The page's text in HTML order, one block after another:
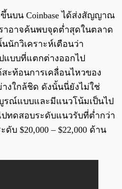
นบน Coinbase ได้ส่งสัญญาณ
าอาจค้นพบจุดต่ำสุดในตลาด
นักวิเคราะห์เตือนว่า
บบที่แตกต่างออกไป
สะท้อนการเคลื่อนไหวของ
งใกล้ชิด ดังนั้นนี่ยังไม่ใช่
ณ์แบบและมีแนวโน้มเป็นไป
ปทดสอบระดับแนวรับที่ต่ำกว่า
บ $20,000 – $22,000 ด้าน